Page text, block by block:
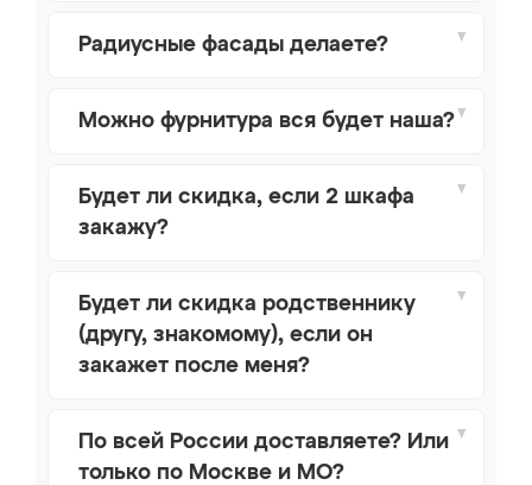
Радиусные фасады делаете?
Можно фурнитура вся будет наша?
Будет ли скидка, если 2 шкафа
закажу?
Будет ли скидка родственнику
(другу, знакомому), если он
закажет после меня?
По всей России доставляете? Или
только по Москве и МО?